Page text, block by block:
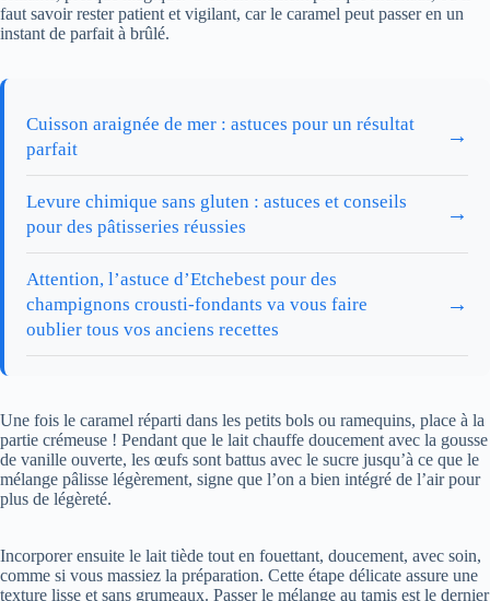
faut savoir rester patient et vigilant, car le caramel peut passer en un
instant de parfait à brûlé.
Cuisson araignée de mer : astuces pour un résultat
parfait
→
Levure chimique sans gluten : astuces et conseils
pour des pâtisseries réussies
→
Attention, l’astuce d’Etchebest pour des
champignons crousti-fondants va vous faire
oublier tous vos anciens recettes
→
Une fois le caramel réparti dans les petits bols ou ramequins, place à la
partie crémeuse ! Pendant que le lait chauffe doucement avec la gousse
de vanille ouverte, les œufs sont battus avec le sucre jusqu’à ce que le
mélange pâlisse légèrement, signe que l’on a bien intégré de l’air pour
plus de légèreté.
Incorporer ensuite le lait tiède tout en fouettant, doucement, avec soin,
comme si vous massiez la préparation. Cette étape délicate assure une
texture lisse et sans grumeaux. Passer le mélange au tamis est le dernier